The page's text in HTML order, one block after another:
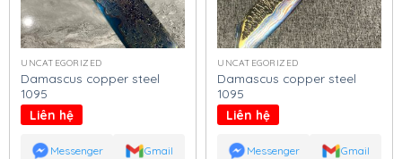
UNCATEGORIZED
Damascus copper steel
1095
Liên hệ
Messenger Gmail
UNCATEGORIZED
Damascus copper steel
1095
Liên hệ
Messenger Gmail